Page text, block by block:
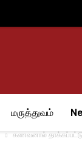
மருத்துவம்
கணவனால்